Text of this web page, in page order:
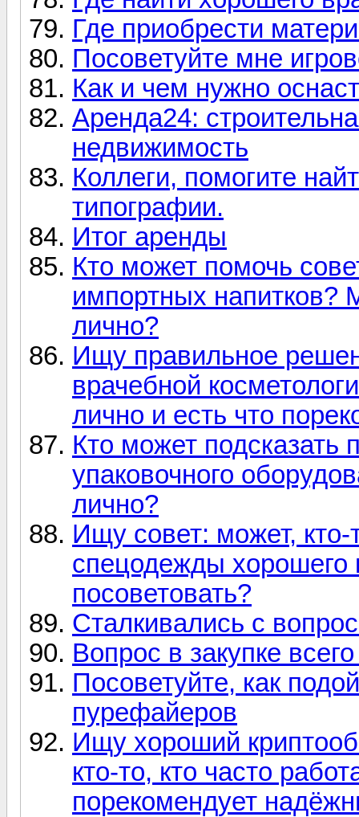
Где приобрести
Посоветуйте мне
Как и чем нужно
Аренда24:
недвижимость
Коллеги, помогите
типографии.
Итог аренды
Кто может помочь
импортных напитков?
лично?
Ищу правильное
врачебной
лично и есть что
Кто может
упаковочного
лично?
Ищу совет: может, кто-
спецодежды хорошего
посоветовать?
Сталкивались с
Вопрос в закупке
Посоветуйте, как
пурефайеров
Ищу хороший
кто-то, кто часто
порекомендует